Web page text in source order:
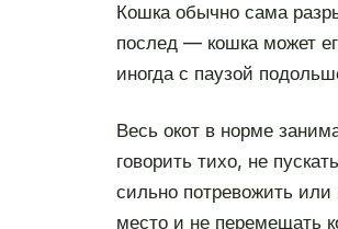
Кошка обычно сама
послед — кошка может
иногда с паузой
Весь окот в норме
говорить тихо, не
сильно потревожить или
место и не перемещать